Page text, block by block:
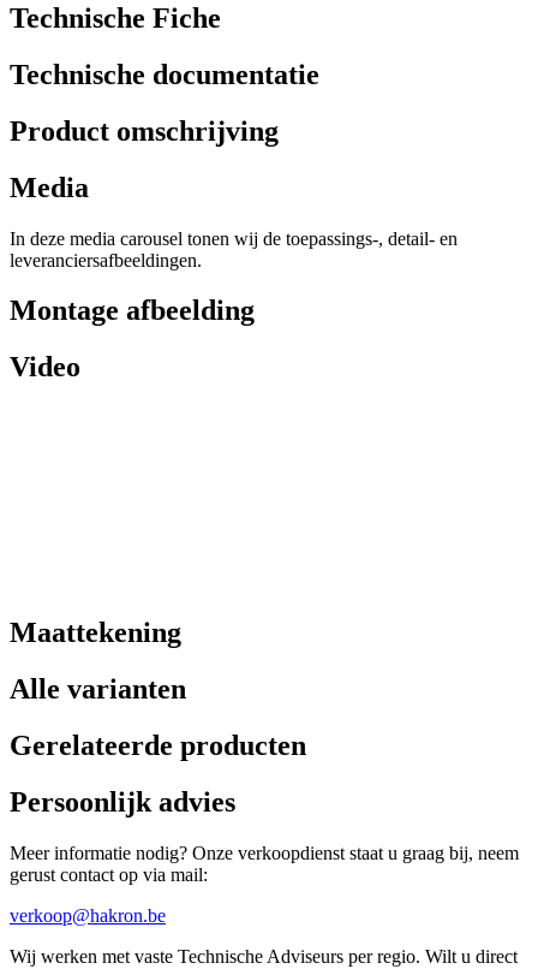
Technische Fiche
Technische documentatie
Product omschrijving
Media
In deze media carousel tonen wij de toepassings-, detail- en
leveranciersafbeeldingen.
Montage afbeelding
Video
Maattekening
Alle varianten
Gerelateerde producten
Persoonlijk advies
Meer informatie nodig? Onze verkoopdienst staat u graag bij, neem
gerust contact op via mail:
verkoop@hakron.be
Wij werken met vaste Technische Adviseurs per regio. Wilt u direct